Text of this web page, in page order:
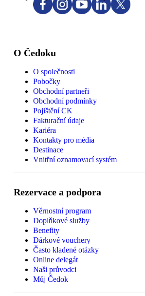
O Čedoku
O společnosti
Pobočky
Obchodní partneři
Obchodní podmínky
Pojištění CK
Fakturační údaje
Kariéra
Kontakty pro média
Destinace
Vnitřní oznamovací systém
Rezervace a podpora
Věrnostní program
Doplňkové služby
Benefity
Dárkové vouchery
Často kladené otázky
Online delegát
Naši průvodci
Můj Čedok